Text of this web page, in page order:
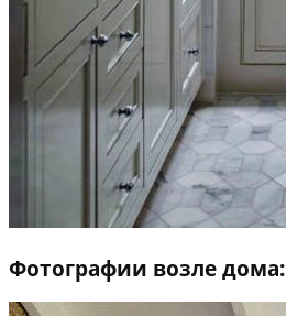
Фотографии возле дома: